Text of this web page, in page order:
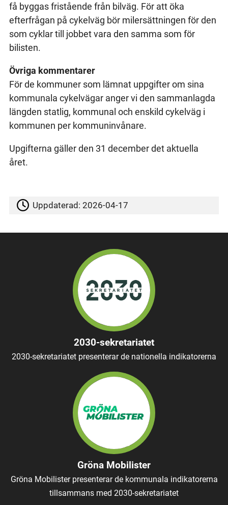
få byggas fristående från bilväg. För att öka
efterfrågan på cykelväg bör milersättningen för den
som cyklar till jobbet vara den samma som för
bilisten.
Övriga kommentarer
För de kommuner som lämnat uppgifter om sina
kommunala cykelvägar anger vi den sammanlagda
längden statlig, kommunal och enskild cykelväg i
kommunen per kommuninvånare.
Upgifterna gäller den 31 december det aktuella
året.
Uppdaterad:2026-04-17
2030-sekretariatet
2030-sekretariatet presenterar de nationella indikatorerna
Gröna Mobilister
Gröna Mobilister presenterar de kommunala indikatorerna
tillsammans med 2030-sekretariatet